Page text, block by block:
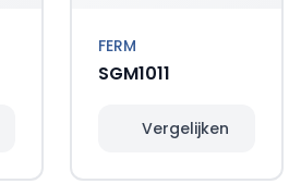
FERM
SGM1011
Vergelijken